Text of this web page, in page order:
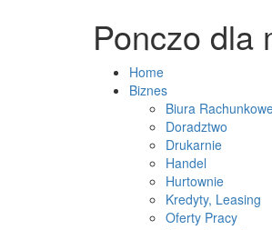
Ponczo dla
Home
Biznes
Biura
Doradztwo
Drukarnie
Handel
Hurtownie
Kredyty, Leasing
Oferty Pracy